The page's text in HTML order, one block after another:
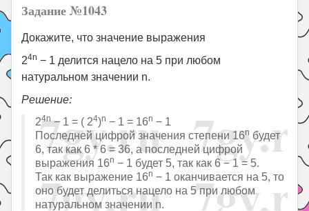
Задание №1043
Докажите, что значение выражения
24n − 1 делится нацело на 5 при любом
натуральном значении n.
Решение:
24n− 1 = ( 24)n − 1 = 16n − 1
Последней цифрой значения степени 16n будет
6, так как 6 * 6 = 36, а последней цифрой
выражения 16n − 1 будет 5, так как 6 − 1 = 5.
Так как выражение 16n − 1 оканчивается на 5, то
оно будет делиться нацело на 5 при любом
натуральном значении n.